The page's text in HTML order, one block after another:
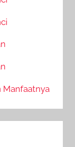
Manfaatnya